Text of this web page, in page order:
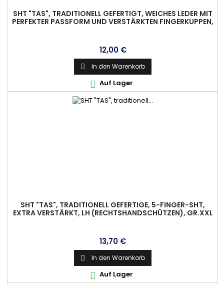
SHT "TAS", TRADITIONELL GEFERTIGT, WEICHES LEDER MIT
PERFEKTER PASSFORM UND VERSTÄRKTEN FINGERKUPPEN,
Preis
12,00 €
 In den Warenkorb
 Auf Lager
SHT "TAS", TRADITIONELL GEFERTIGE, 5-FINGER-SHT,
EXTRA VERSTÄRKT, LH (RECHTSHANDSCHÜTZEN), GR.XXL
Preis
13,70 €
 In den Warenkorb
 Auf Lager